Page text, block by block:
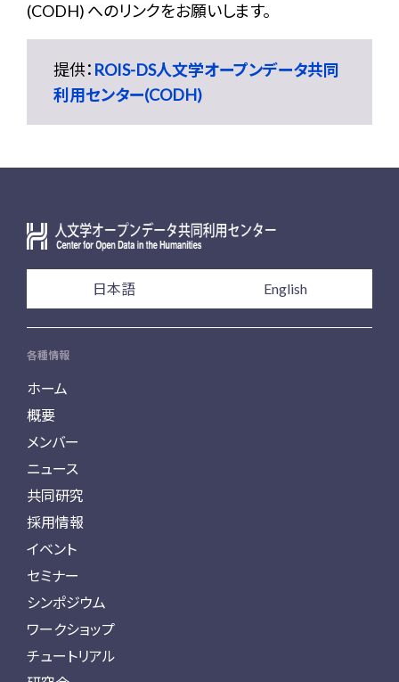
(CODH) へのリンクをお願いします。
提供： ROIS-DS人文学オープンデータ共同
利用センター(CODH)
日本語 English
各種情報
ホーム
概要
メンバー
ニュース
共同研究
採用情報
イベント
セミナー
シンポジウム
ワークショップ
チュートリアル